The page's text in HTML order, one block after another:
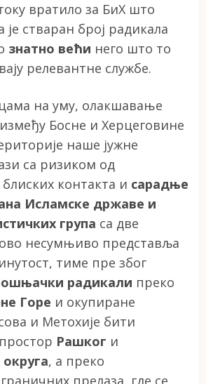
вратило за БиХ што
је стваран број радикала
знатно већи него што то
релевантне службе.
на уму, олакшавање
Босне и Херцеговине
наше јужне
са ризиком од
контакта и сарадње
Исламске државе и
група са две
несумњиво представља
тиме пре због
радикали преко
Горе и окупиране
и Метохије бити
Рашког и
, а преко
прелаза, где се